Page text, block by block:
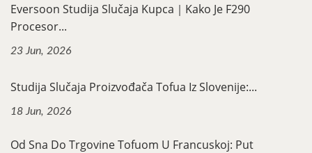
Eversoon Studija Slučaja Kupca｜Kako Je F290
Procesor...
23 Jun, 2026
Studija Slučaja Proizvođača Tofua Iz Slovenije:...
18 Jun, 2026
Od Sna Do Trgovine Tofuom U Francuskoj: Put